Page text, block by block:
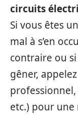
circuits
Si vous êtes
mal à s’en
contraire ou
gêner,
etc.) pour